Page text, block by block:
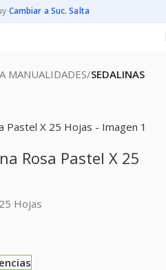
·Cambiar a Suc. Salta
MANUALIDADES SEDALINAS
Rosa Pastel X 25
Hojas